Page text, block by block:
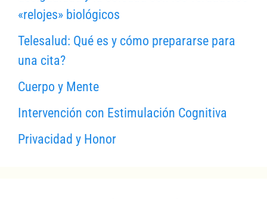
«relojes» biológicos
Telesalud: Qué es y cómo prepararse para
una cita?
Cuerpo y Mente
Intervención con Estimulación Cognitiva
Privacidad y Honor